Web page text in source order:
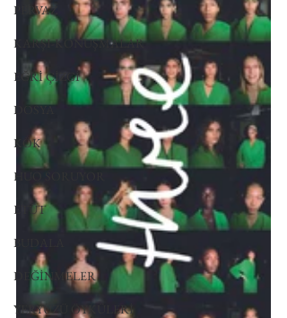
PERVAZ
KARŞI-KONUŞMALAR
EĞRİ ÇİZGİ
DOSYA
KÖK
HUO SORUYOR
ETÜT
BUDALA
DEĞİNMELER
YERYÜZÜ ÖYKÜLERİ